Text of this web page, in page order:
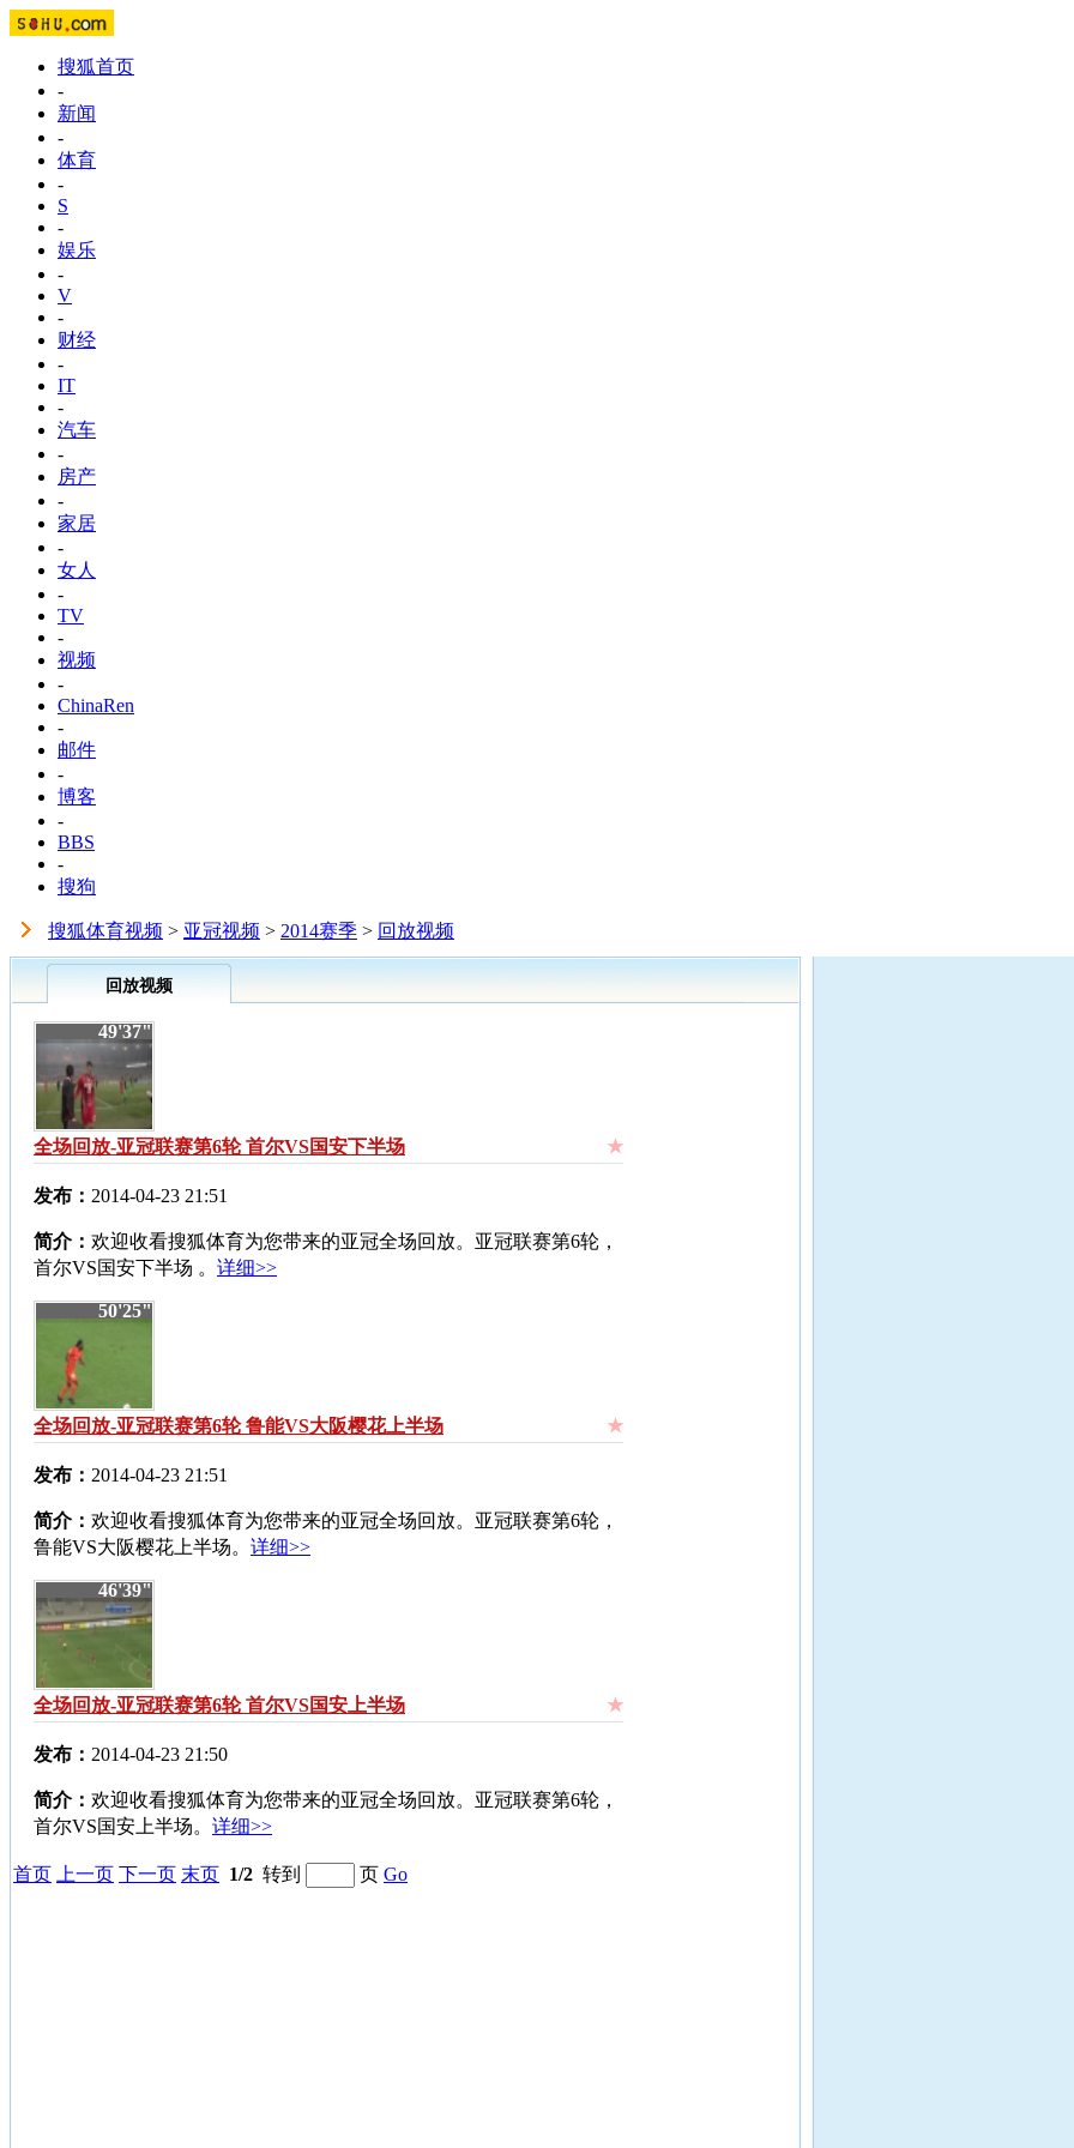
搜狐首页
-
新闻
-
体育
-
S
-
娱乐
-
V
-
财经
-
IT
-
汽车
-
房产
-
家居
-
女人
-
TV
-
视频
-
ChinaRen
-
邮件
-
博客
-
BBS
-
搜狗
搜狐体育视频 > 亚冠视频 > 2014赛季 > 回放视频
回放视频
49'37"
全场回放-亚冠联赛第6轮 首尔VS国安下半场 ★
发布： 2014-04-23 21:51
简介： 欢迎收看搜狐体育为您带来的亚冠全场回放。亚冠联赛第6轮，
首尔VS国安下半场 。 详细>>
50'25"
全场回放-亚冠联赛第6轮 鲁能VS大阪樱花上半场 ★
发布： 2014-04-23 21:51
简介： 欢迎收看搜狐体育为您带来的亚冠全场回放。亚冠联赛第6轮，
鲁能VS大阪樱花上半场。 详细>>
46'39"
全场回放-亚冠联赛第6轮 首尔VS国安上半场 ★
发布： 2014-04-23 21:50
简介： 欢迎收看搜狐体育为您带来的亚冠全场回放。亚冠联赛第6轮，
首尔VS国安上半场。 详细>>
首页 上一页 下一页 末页 1/2 转到 页 Go